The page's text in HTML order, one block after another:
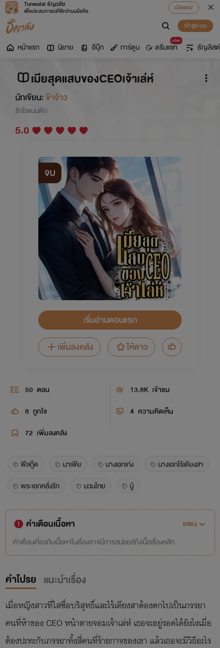
Tunwalai ธัญวลัย
เพื่อประสบการณ์ที่ดีกว่าบนมือถือ
เปิดแอป
เข้าสู่ระบบ
หน้าแรก นิยาย อีบุ๊ก การ์ตูน
มาใหม่
ดรีมแชท ธัญลิสต์
เมียสุดแสบของCEOเจ้าเล่ห์
นักเขียน:ข้าจ้าว
รักโรแมนติก
5.0
จบ
เริ่มอ่านตอนแรก
เพิ่มลงคลัง
ให้ดาว
50 ตอน 13.8K เข้าชม
8 ถูกใจ 4 ความคิดเห็น
72 เพิ่มลงคลัง
ฟีลกู๊ด มาเฟีย นางเอกเก่ง
นางเอกไร้เดียงสา
พระเอกคลั่งรัก
มวนไทย บู้
คำเตือนเนื้อหา
แสดง
คำเตือนเกี่ยวกับเนื้อหาในเรื่องอาจมีการสปอยล์ถึงเนื้อเรื่องหลัก
คำโปรย แนะนำเรื่อง
เมื่อหญิงสาวที่ใสซื่อบริสุทธิ์และไร้เดียงสาต้องตกไปเป็นภรรยา
คนที่ห้าของ CEO หน้าตายจอมเจ้าเล่ห์ เธอจะอยู่รอดได้ยังไงเมื่อ
ต้องปะทะกับภรรยาทั้งสี่คนที่ร้ายกาจของเขา แล้วเธอจะมีวิธีอะไร